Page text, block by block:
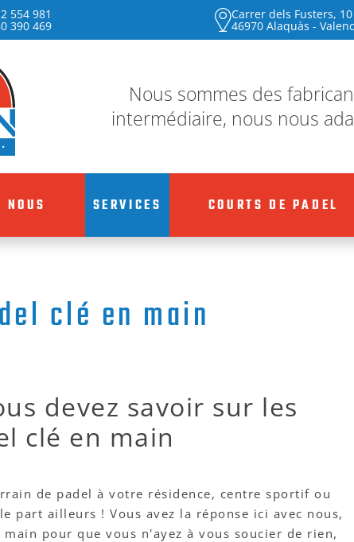
554 981
390 469
Carrer dels Fusters, 10
46970 Alaquàs -
Nous sommes des
intermédiaire, nous nous
SERVICES COURTS DE PADEL
clé en main
devez savoir sur les
clé en main
de padel à votre résidence, centre sportif ou
part ailleurs ! Vous avez la réponse ici avec nous,
pour que vous n'ayez à vous soucier de rien,